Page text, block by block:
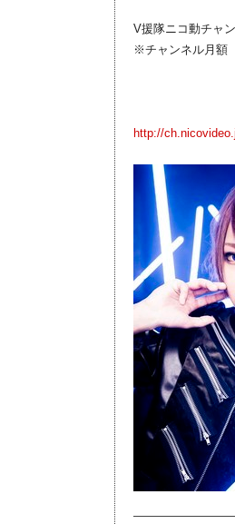
V援隊ニコ動チャ
※チャンネル月額
http://